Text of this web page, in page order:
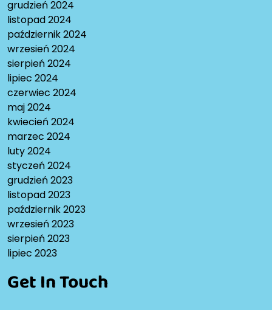
grudzień 2024
listopad 2024
październik 2024
wrzesień 2024
sierpień 2024
lipiec 2024
czerwiec 2024
maj 2024
kwiecień 2024
marzec 2024
luty 2024
styczeń 2024
grudzień 2023
listopad 2023
październik 2023
wrzesień 2023
sierpień 2023
lipiec 2023
Get In Touch